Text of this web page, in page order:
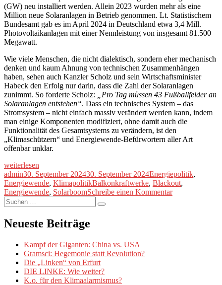
(GW) neu installiert werden. Allein 2023 wurden mehr als eine
Million neue Solaranlagen in Betrieb genommen. Lt. Statistischem
Bundesamt gab es im April 2024 in Deutschland etwa 3,4 Mill.
Photovoltaikanlagen mit einer Nennleistung von insgesamt 81.500
Megawatt.
Wie viele Menschen, die nicht dialektisch, sondern eher mechanisch
denken und kaum Ahnung von technischen Zusammenhängen
haben, sehen auch Kanzler Scholz und sein Wirtschaftsminister
Habeck den Erfolg nur darin, dass die Zahl der Solaranlagen
zunimmt. So forderte Scholz:
„Pro Tag müssen 43 Fußballfelder an
Solaranlagen entstehen“. Dass ein technisches System – das
Stromsystem – nicht einfach massiv verändert werden kann, indem
man einige Komponenten modifiziert, ohne damit auch die
Funktionalität des Gesamtsystems zu verändern, ist den
„Klimaschützern“ und Energiewende-Befürwortern aller Art
offenbar unklar.
„Der
Solarboomerang“
weiterlesen
Autor
adminVeröffentlicht
am
30. September 202430. September 2024Kategorien
Energiepolitik,
Energiewende, KlimapolitikSchlagwörter
Balkonkraftwerke, Blackout,
Energiewende, SolarboomSchreibe einen Kommentarzu
Suche
nach:
Suchen
Neueste Beiträge
Kampf der Giganten: China vs. USA
Gramsci: Hegemonie statt Revolution?
Die „Linken“ von Erfurt
DIE LINKE: Wie weiter?
K.o. für den Klimaalarmismus?